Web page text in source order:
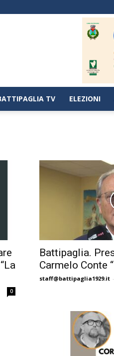
TV ELEZIONI
0
Battipaglia.
Carmelo Conte
staff@battipaglia1929.it -